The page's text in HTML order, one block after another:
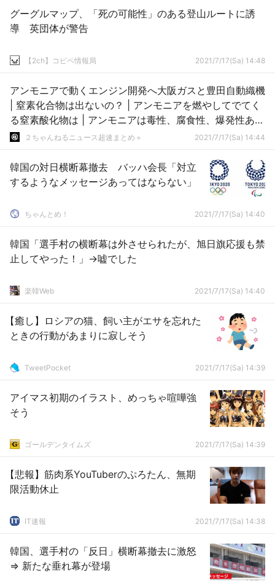
グーグルマップ、「死の可能性」のある登山ルートに誘
導 英団体が警告
【2ch】コピペ情報局 2021/7/17(Sa) 14:48
アンモニアで動くエンジン開発へ大阪ガスと豊田自動織機
る窒素酸化物は | アンモニアは毒性、腐食性、爆発性あり
なんだが…
２ちゃんねるニュース超速まとめ＋ 2021/7/17(Sa) 14:44
韓国の対日横断幕撤去 バッハ会長「対立
するようなメッセージあってはならない」
ちゃんとめ！ 2021/7/17(Sa) 14:40
韓国「選手村の横断幕は外させられたが、旭日旗応援も禁
止してやった！」→嘘でした
楽韓Web 2021/7/17(Sa) 14:40
【癒し】ロシアの猫、飼い主がエサを忘れた
ときの行動があまりに寂しそう
TweetPocket 2021/7/17(Sa) 14:39
アイマス初期のイラスト、めっちゃ喧嘩強
そう
ゴールデンタイムズ 2021/7/17(Sa) 14:39
【悲報】筋肉系YouTuberのぷろたん、無期
限活動休止
IT速報 2021/7/17(Sa) 14:38
韓国、選手村の「反日」横断幕撤去に激怒
⇒ 新たな垂れ幕が登場